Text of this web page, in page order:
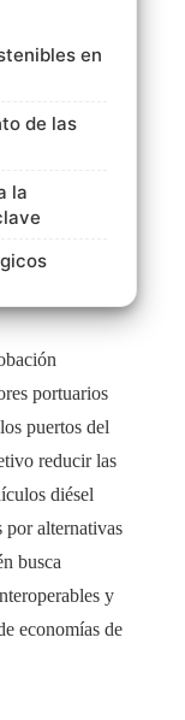
en
de las
la
portuarios
puertos del
reducir las
diésel
por alternativas
busca
y
economías de